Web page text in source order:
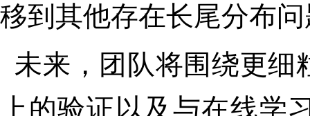
移到其他存在长尾分布
未来，团队将围绕更细
上的验证以及与在线学